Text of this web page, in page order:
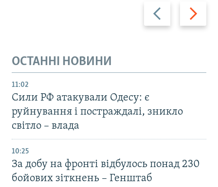
Назад Вперед
ОСТАННІ НОВИНИ
11:02
Сили РФ атакували Одесу: є
руйнування і постраждалі, зникло
світло – влада
10:25
За добу на фронті відбулось понад 230
бойових зіткнень – Генштаб